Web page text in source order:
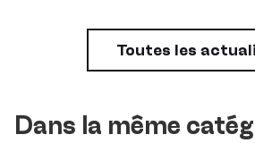
Toutes les
Dans la même